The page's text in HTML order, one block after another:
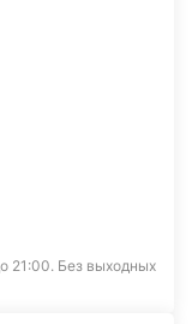
21:00. Без выходных